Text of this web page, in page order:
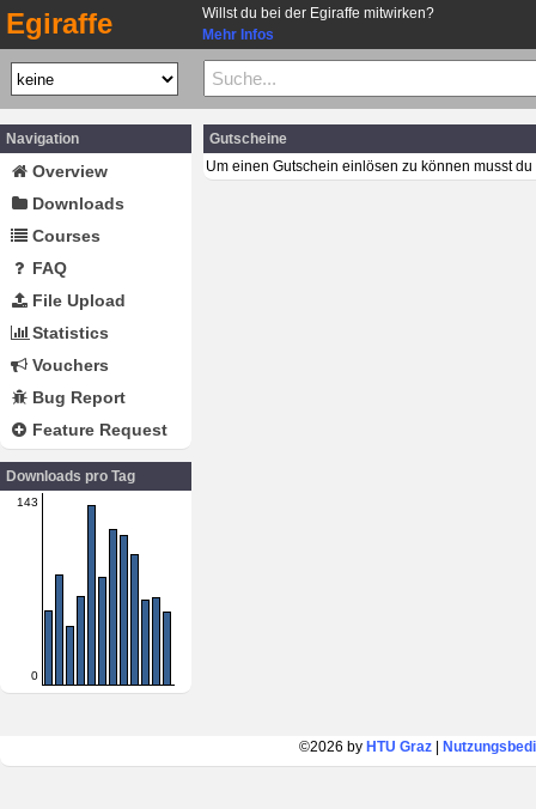
Egiraffe
Willst du bei der Egiraffe mitwirken?
Mehr Infos
Navigation
Overview
Downloads
Courses
FAQ
File Upload
Statistics
Vouchers
Bug Report
Feature Request
Downloads pro Tag
143
0
Gutscheine
Um einen Gutschein einlösen zu können musst
©2026 by HTU Graz|